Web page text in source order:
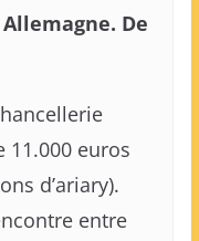
De
11.000 euros
d’ariary).
entre